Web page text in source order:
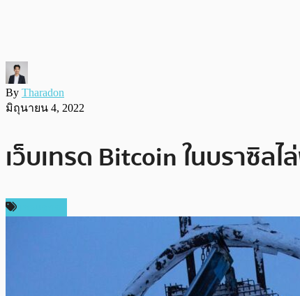
By Tharadon
มิถุนายน 4, 2022
เว็บเทรด Bitcoin ในบราซิ